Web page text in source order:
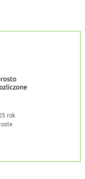
rok